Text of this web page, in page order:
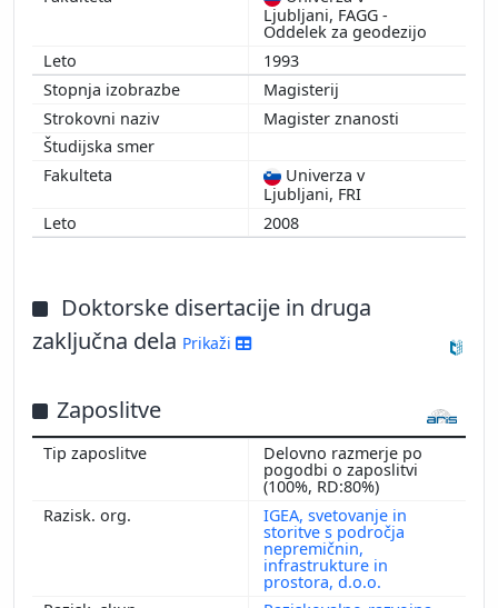
Prikaži več
Ljubljani, FAGG -
Oddelek za geodezijo
1993
Magisterij
Magister znanosti
Univerza v
Ljubljani, FRI
2008
Doktorske disertacije in druga
zaključna dela Prikaži
Zaposlitve
Delovno razmerje po
pogodbi o zaposlitvi
(100%, RD:80%)
IGEA, svetovanje in
storitve s področja
nepremičnin,
infrastrukture in
prostora, d.o.o.